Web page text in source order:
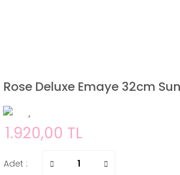
Rose Deluxe Emaye 32cm
1.920,00 TL
Adet :